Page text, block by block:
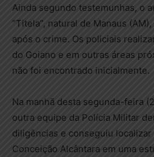
Ainda segundo testemunhas, o
“Titela”, natural de Manaus
após o crime. Os policiais
do Goiano e em outras áreas
não foi encontrado inicialmente.
Na manhã desta segunda-feira
outra equipe da Polícia Militar
diligências e conseguiu
Conceição Alcântara em uma